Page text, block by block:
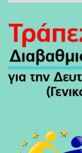
Ιστορικό